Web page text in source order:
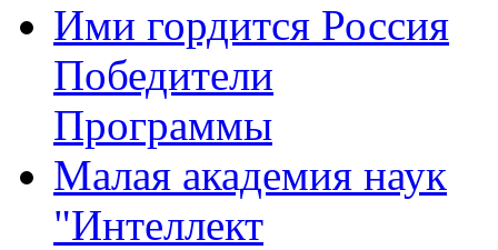
Ими гордится Россия
Победители
Программы
Малая академия наук
"Интеллект